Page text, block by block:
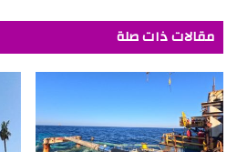
مقالات ذات صلة